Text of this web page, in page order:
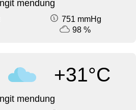
mendung
751 mmHg
98 %
+31°C
mendung